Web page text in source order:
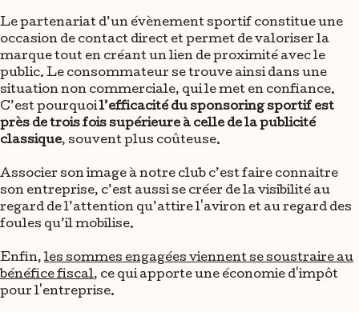
Le partenariat d’un évènement sportif constitue une
occasion de contact direct et permet de valoriser la
marque tout en créant un lien de proximité avec le
public. Le consommateur se trouve ainsi dans une
situation non commerciale, qui le met en confiance.
C’est pourquoil’efficacité du sponsoring sportif est
près de trois fois supérieure à celle de la publicité
classique, souvent plus coûteuse.
Associer son image à notre club c’est faire connaitre
son entreprise, c’est aussi se créer de la visibilité au
regard de l’attention qu’attire l'aviron et au regard des
foules qu’il mobilise.
Enfin, les sommes engagées viennent se soustraire au
bénéfice fiscal, ce qui apporte une économie d'impôt
pour l'entreprise.